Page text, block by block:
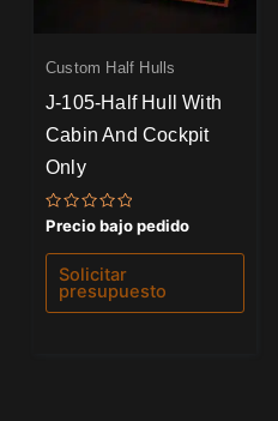
Custom Half Hulls
J-105-Half Hull With
Cabin And Cockpit
Only
Valorado
con
0
de
Precio bajo pedido
Solicitar
presupuesto